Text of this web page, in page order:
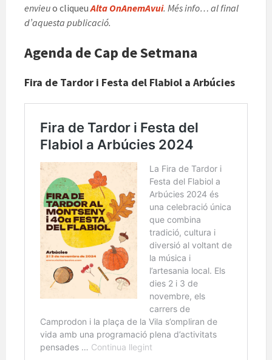
envieuo cliqueu Alta OnAnemAvui. Més info… al final
d’aquesta publicació.
Agenda de Cap de Setmana
Fira de Tardor i Festa del Flabiol a Arbúcies